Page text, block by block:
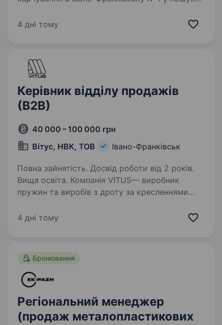
Ми пропонуємо корисне збалансоване
4 дні тому
Керівник відділу продажів
(В2В)
40 000 – 100 000 грн
Вітус, НВК, ТОВ
Івано-Франківськ
Повна зайнятість. Досвід роботи від 2 років.
Вища освіта. Компанія VITUS— виробник
пружин та виробів з дроту за кресленнями
клієнти — промислові підприємства,
4 дні тому
Бронювання
Регіональний менеджер
(продаж металопластикових